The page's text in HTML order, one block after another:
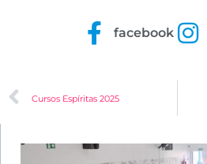
facebook
Cursos Espíritas 2025